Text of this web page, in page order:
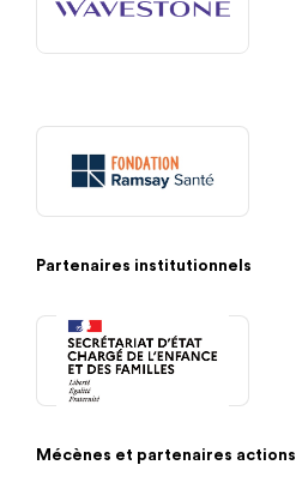
Partenaires institutionnels
Mécènes et partenaires actions